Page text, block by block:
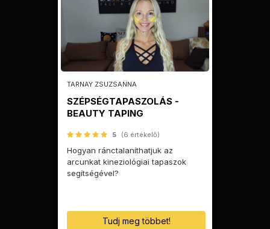
TARNAY ZSUZSANNA
SZÉPSÉGTAPASZOLÁS -
BEAUTY TAPING
5 (6 értékelő)
Hogyan ránctalaníthatjuk az
arcunkat kineziológiai tapaszok
segítségével?
Tudj meg többet!